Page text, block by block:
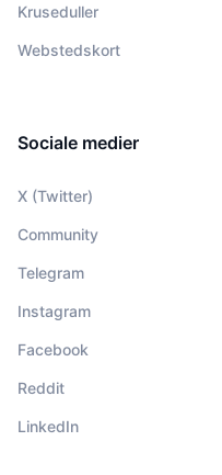
Kruseduller
Webstedskort
Sociale medier
X (Twitter)
Community
Telegram
Instagram
Facebook
Reddit
LinkedIn